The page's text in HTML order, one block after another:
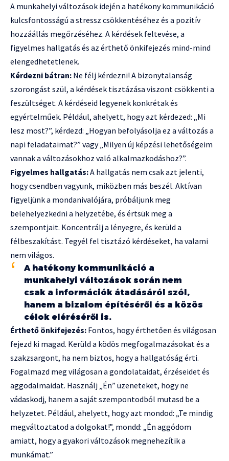
A munkahelyi változások idején a hatékony kommunikáció
kulcsfontosságú a stressz csökkentéséhez és a pozitív
hozzáállás megőrzéséhez. A kérdések feltevése, a
figyelmes hallgatás és az érthető önkifejezés mind-mind
elengedhetetlenek.
Kérdezni bátran: Ne félj kérdezni! A bizonytalanság
szorongást szül, a kérdések tisztázása viszont csökkenti a
feszültséget. A kérdéseid legyenek konkrétak és
egyértelműek. Például, ahelyett, hogy azt kérdezed: „Mi
lesz most?”, kérdezd: „Hogyan befolyásolja ez a változás a
napi feladataimat?” vagy „Milyen új képzési lehetőségeim
vannak a változásokhoz való alkalmazkodáshoz?”.
Figyelmes hallgatás:A hallgatás nem csak azt jelenti,
hogy csendben vagyunk, miközben más beszél. Aktívan
figyeljünk a mondanivalójára, próbáljunk meg
belehelyezkedni a helyzetébe, és értsük meg a
szempontjait. Koncentrálj a lényegre, és kerüld a
félbeszakítást. Tegyél fel tisztázó kérdéseket, ha valami
nem világos.
A hatékony kommunikáció a
munkahelyi változások során nem
csak a információk átadásáról szól,
hanem a bizalom építéséről és a közös
célok eléréséről is.
Érthető önkifejezés: Fontos, hogy érthetően és világosan
fejezd ki magad. Kerüld a ködös megfogalmazásokat és a
szakzsargont, ha nem biztos, hogy a hallgatóság érti.
Fogalmazd meg világosan a gondolataidat, érzéseidet és
aggodalmaidat. Használj „Én” üzeneteket, hogy ne
vádaskodj, hanem a saját szempontodból mutasd be a
helyzetet. Például, ahelyett, hogy azt mondod: „Te mindig
megváltoztatod a dolgokat!”, mondd: „Én aggódom
amiatt, hogy a gyakori változások megnehezítik a
munkámat.”